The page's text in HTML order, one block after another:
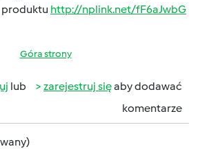
produktu http://nplink.net/fF6aJwbG
Góra strony
lub zarejestruj sięaby dodawać
komentarze